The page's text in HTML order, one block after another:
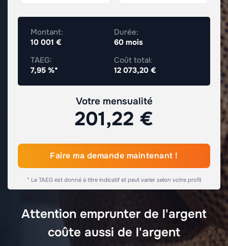
Montant:
10 001 €
Durée:
60 mois
TAEG:
7,95 %*
Coût total:
12 073,20 €
Votre mensualité
201,22 €
Faire ma demande maintenant !
* Le TAEG est donné à titre indicatif et peut varier selon votre profil
Attention emprunter de l'argent
coûte aussi de l'argent